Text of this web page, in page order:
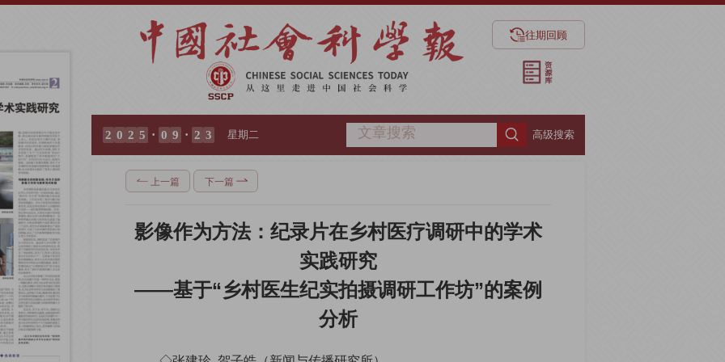
往期回顾
2 0 2 5 · 0 9 · 2 3 星期二 高级搜索
上一篇 下一篇
影像作为方法：纪录片在乡村医疗调研中的学术
实践研究
——基于“乡村医生纪实拍摄调研工作坊”的案例
分析